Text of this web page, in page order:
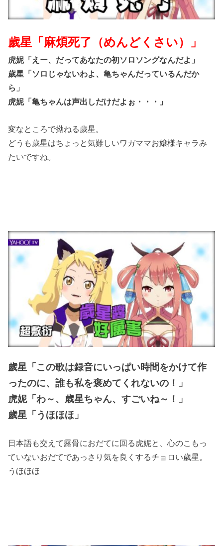
歲星「麻煩死了（めんどくさい）」
虎妮「えー、だってあなたの初ソロソングなんだよ」
歲星「ソロじゃないわよ、亀ちゃんだっているんだか
ら」
虎妮「亀ちゃんは声出しだけだよぉ・・・」
変なところで拗ねる歲星。
どうも歲星はちょっと気難しいワガママお嬢様キャラみ
たいですね。
歲星「この歌は録音にいっぱい時間をかけて作
ったのに、誰も私を褒めてくれないの！」
虎妮「わ～、歳星ちゃん、すごいね～！」
歲星「うほほほ」
日本語も交えて露骨におだてに回る虎妮と、心のこもっ
ていないおだてであっさり気を良くするチョロい歲星。
うほほほ